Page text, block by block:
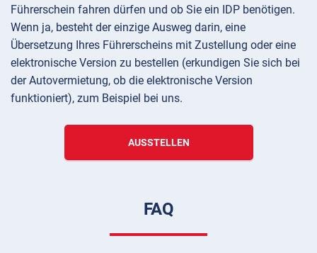
Führerschein fahren dürfen und ob Sie ein IDP benötigen.
Wenn ja, besteht der einzige Ausweg darin, eine
Übersetzung Ihres Führerscheins mit Zustellung oder eine
elektronische Version zu bestellen (erkundigen Sie sich bei
der Autovermietung, ob die elektronische Version
funktioniert), zum Beispiel bei uns.
AUSSTELLEN
FAQ